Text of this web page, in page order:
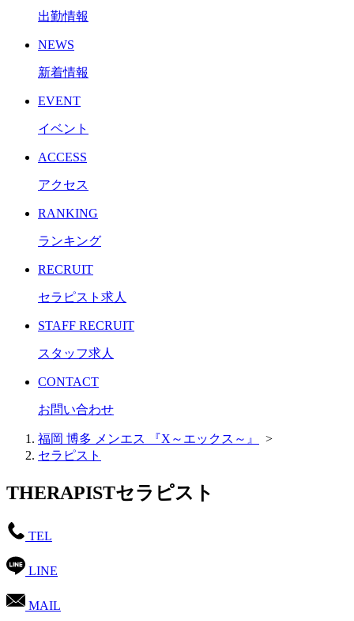
出勤情報
NEWS
新着情報
EVENT
イベント
ACCESS
アクセス
RANKING
ランキング
RECRUIT
セラピスト求人
STAFF RECRUIT
スタッフ求人
CONTACT
お問い合わせ
福岡 博多 メンエス 『X～エックス～』
>
セラピスト
THERAPISTセラピスト
TEL
LINE
MAIL